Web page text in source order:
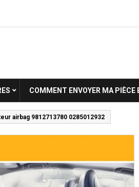
COMMENT ENVOYER MA PIÈCE
airbag 9812713780 0285012932